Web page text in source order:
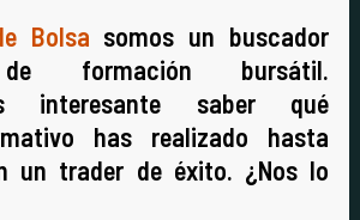
Bolsa somos un buscador
formación bursátil.
interesante saber qué
has realizado hasta
un trader de éxito. ¿Nos lo